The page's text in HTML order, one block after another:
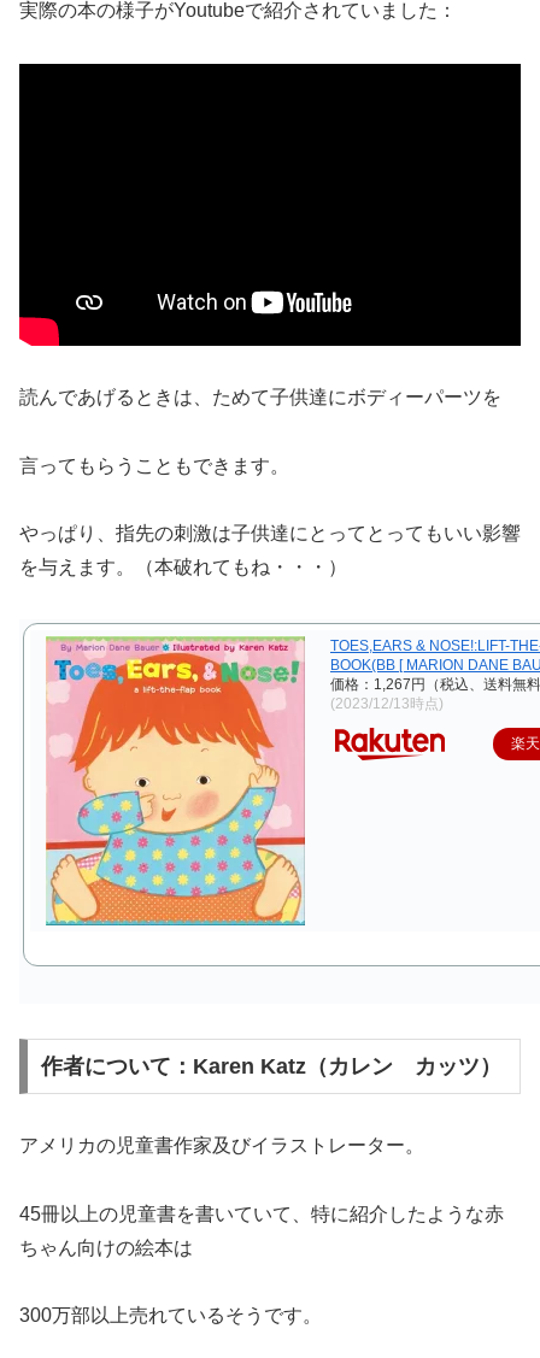
実際の本の様子がYoutubeで紹介されていました：
読んであげるときは、ためて子供達にボディーパーツを
言ってもらうこともできます。
やっぱり、指先の刺激は子供達にとってとってもいい影響
を与えます。（本破れてもね・・・）
TOES,EARS & NOSE!:LIFT-
BOOK(BB [ MARION DANE
価格：1,267円（税込、送料無
(2023/12/13時点)
楽
作者について：Karen Katz（カレン カッツ）
アメリカの児童書作家及びイラストレーター。
45冊以上の児童書を書いていて、特に紹介したような赤
ちゃん向けの絵本は
300万部以上売れているそうです。